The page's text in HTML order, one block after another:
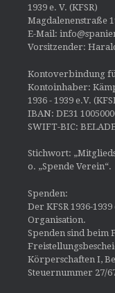
1939 e. V. (KFSR)
Magdalenenstraße
E-Mail:
Vorsitzender:
Kontoverbindung
Kontoinhaber:
1936 - 1939 e.V.
IBAN: DE31
SWIFT-BIC:
Stichwort:
o. „Spende Verein“.
Spenden:
Der KFSR 1936-
Organisation.
Spenden sind beim
Körperschaften I,
Steuernummer 27/